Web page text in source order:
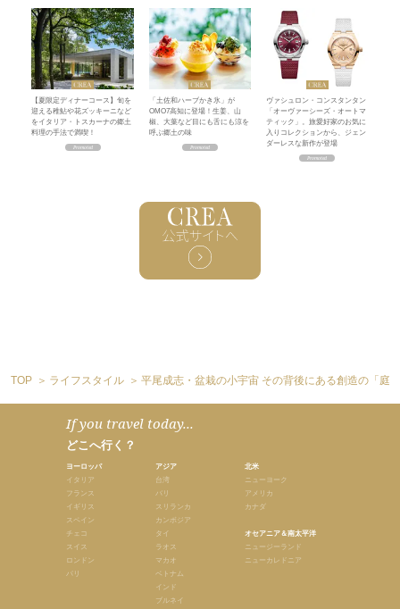
【夏限定ディナーコース】旬を
迎える稚鮎や花ズッキーニなど
をイタリア・トスカーナの郷土
料理の手法で満喫！
「土佐和ハーブかき氷」が
OMO7高知に登場！生姜、山
椒、大葉など目にも舌にも涼を
呼ぶ郷土の味
ヴァシュロン・コンスタンタン
「オーヴァーシーズ・オートマ
ティック」。旅愛好家のお気に
入りコレクションから、ジェン
ダーレスな新作が登場
TOP ライフスタイル 平尾成志・盆栽の小宇宙 その背後にある創造の「庭」
If you travel today...
どこへ行く？
ヨーロッパ
イタリア
フランス
イギリス
スペイン
チェコ
スイス
ロンドン
パリ
アジア
台湾
バリ
スリランカ
カンボジア
タイ
ラオス
マカオ
ベトナム
インド
ブルネイ
北米
ニューヨーク
アメリカ
カナダ
オセアニア＆南太平洋
ニュージーランド
ニューカレドニア